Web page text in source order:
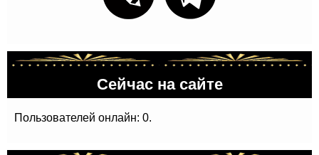
Сейчас на сайте
Пользователей онлайн: 0.